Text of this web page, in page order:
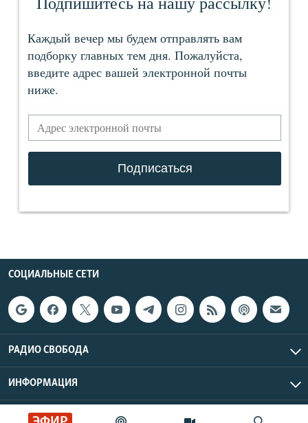
СОЦИАЛЬНЫЕ СЕТИ
РАДИО СВОБОДА
ИНФОРМАЦИЯ
Радио Свобода © 2026 RFE/RL, Inc. | Все права защищены.